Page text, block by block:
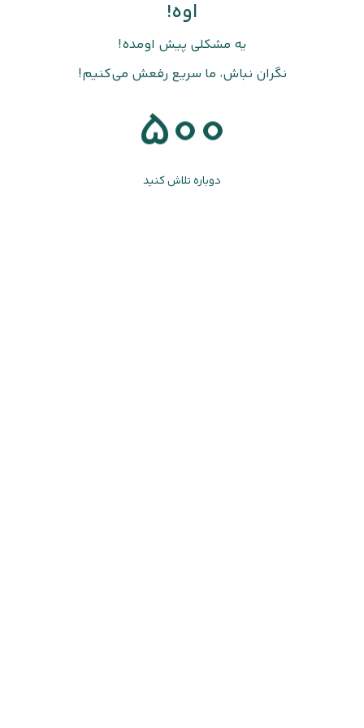
اوه!
یه مشکلی پیش اومده!
نگران نباش، ما سریع رفعش می‌کنیم!
500
دوباره تلاش کنید